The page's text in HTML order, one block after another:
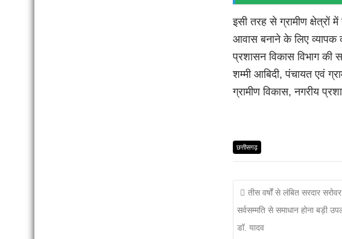
इसी तरह से ग्रामीण क्षेत्रों
आवास बनाने के लिए व्यापक
प्रशासन विकास विभाग की
शम्मी आबिदी, पंचायत एवं
ग्रामीण विकास, नगरीय
छत्तीसगढ़
तीस वर्षों से लंबित सरदार
सर्वसम्मति से समाधान होना बड़ी
डॉ. यादव